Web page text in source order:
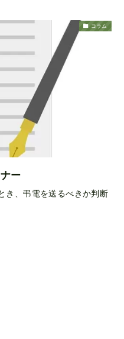
コラム
ー
き、弔電を送るべきか判断